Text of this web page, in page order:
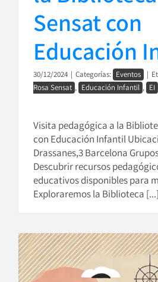
Sensat con
Educación
30/12/2024 | Categorías: Eventos |
Rosa Sensat , Educación Infantil , EI
Visita pedagógica a la
con Educación Infantil
Drassanes,3 Barcelona
Descubrir recursos
educativos disponibles para
Exploraremos la Biblioteca [...]